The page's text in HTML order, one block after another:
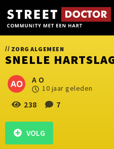
// ZORG ALGEMEEN
SNELLE
A O
10 jaar geleden
238 7
VOLG